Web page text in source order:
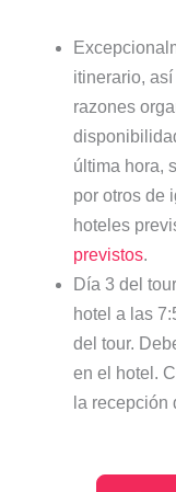
itinerario,
razones
última hora,
por otros de
hoteles
previstos.
Día 3 del
hotel a las
del tour.
en el hotel.
la recepción